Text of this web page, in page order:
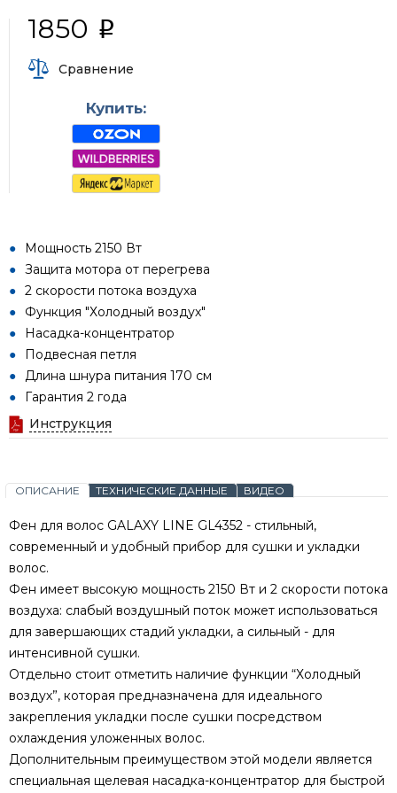
1850 i
Сравнение
Купить:
Мощность 2150 Вт
Защита мотора от перегрева
2 скорости потока воздуха
Функция "Холодный воздух"
Насадка-концентратор
Подвесная петля
Длина шнура питания 170 см
Гарантия 2 года
Инструкция
ОПИСАНИЕ ТЕХНИЧЕСКИЕ ДАННЫЕ ВИДЕО
Фен для волос GALAXY LINE GL4352 - стильный,
современный и удобный прибор для сушки и укладки
волос.
Фен имеет высокую мощность 2150 Вт и 2 скорости потока
воздуха: слабый воздушный поток может использоваться
для завершающих стадий укладки, а сильный - для
интенсивной сушки.
Отдельно стоит отметить наличие функции “Холодный
воздух”, которая предназначена для идеального
закрепления укладки после сушки посредством
охлаждения уложенных волос.
Дополнительным преимуществом этой модели является
специальная щелевая насадка-концентратор для быстрой